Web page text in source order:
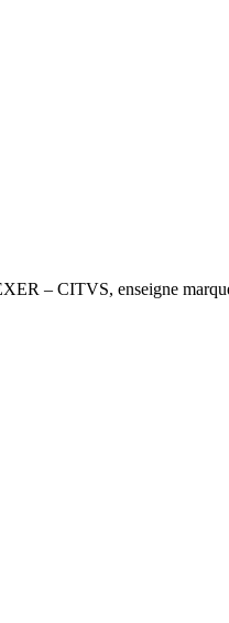
– CITVS, enseigne